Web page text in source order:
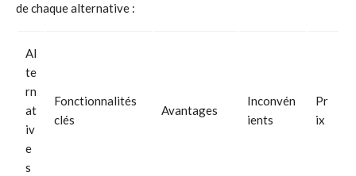
de chaque alternative :
Al
te
rn
at
iv
e
s
Fonctionnalités
clés
Avantages
Inconvén
ients
Pr
ix